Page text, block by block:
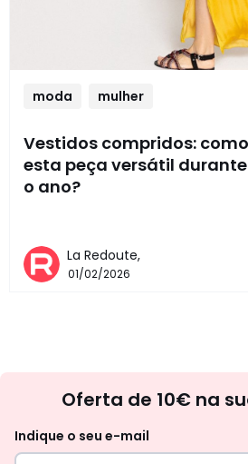
moda mulher
Vestidos compridos:
esta peça versátil
o ano?
La Redoute,
01/02/2026
Oferta de 10€ na
Indique o seu e-mail